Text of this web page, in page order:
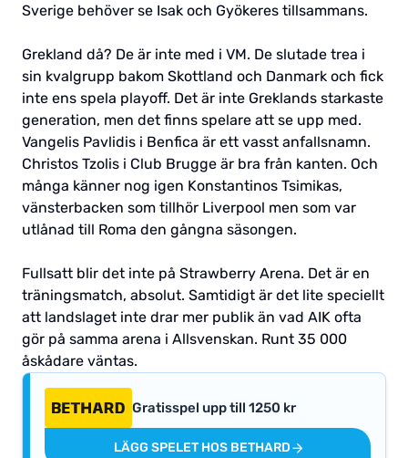
Sverige behöver se Isak och Gyökeres tillsammans.
Grekland då? De är inte med i VM. De slutade trea i
sin kvalgrupp bakom Skottland och Danmark och fick
inte ens spela playoff. Det är inte Greklands starkaste
generation, men det finns spelare att se upp med.
Vangelis Pavlidis i Benfica är ett vasst anfallsnamn.
Christos Tzolis i Club Brugge är bra från kanten. Och
många känner nog igen Konstantinos Tsimikas,
vänsterbacken som tillhör Liverpool men som var
utlånad till Roma den gångna säsongen.
Fullsatt blir det inte på Strawberry Arena. Det är en
träningsmatch, absolut. Samtidigt är det lite speciellt
att landslaget inte drar mer publik än vad AIK ofta
gör på samma arena i Allsvenskan. Runt 35 000
åskådare väntas.
Gratisspel upp till 1250 kr
LÄGG SPELET HOS BETHARD